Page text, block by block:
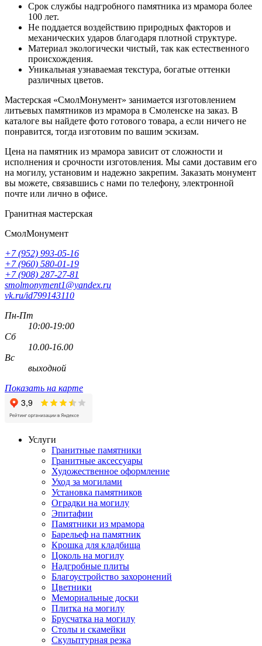
Срок службы надгробного памятника из мрамора более
100 лет.
Не поддается воздействию природных факторов и
механических ударов благодаря плотной структуре.
Материал экологически чистый, так как естественного
происхождения.
Уникальная узнаваемая текстура, богатые оттенки
различных цветов.
Мастерская «СмолМонумент» занимается изготовлением
литьевых памятников из мрамора в Смоленске на заказ. В
каталоге вы найдете фото готового товара, а если ничего не
понравится, тогда изготовим по вашим эскизам.
Цена на памятник из мрамора зависит от сложности и
исполнения и срочности изготовления. Мы сами доставим его
на могилу, установим и надежно закрепим. Заказать монумент
вы можете, связавшись с нами по телефону, электронной
почте или лично в офисе.
Гранитная мастерская
СмолМонумент
+7 (952) 993-05-16
+7 (960) 580-01-19
+7 (908) 287-27-81
smolmonyment1@yandex.ru
vk.ru/id799143110
Пн-Пт
10:00-19:00
Сб
10.00-16.00
Вс
выходной
Показать на карте
Услуги
Гранитные памятники
Гранитные аксессуары
Художественное оформление
Уход за могилами
Установка памятников
Оградки на могилу
Эпитафии
Памятники из мрамора
Барельеф на памятник
Крошка для кладбища
Цоколь на могилу
Надгробные плиты
Благоустройство захоронений
Цветники
Мемориальные доски
Плитка на могилу
Брусчатка на могилу
Столы и скамейки
Скульптурная резка